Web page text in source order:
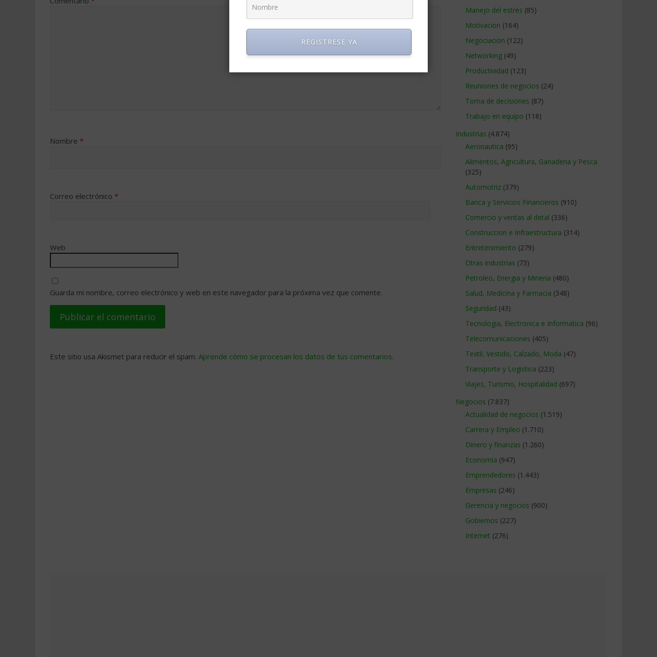
Nombre *
Correo electrónico *
Web
Guarda mi nombre, correo electrónico y web en este navegador para la próxima vez que comente.
Este sitio usa Akismet para reducir el spam. Aprende cómo se procesan los datos de tus comentarios.
Manejo del estrés (85)
Motivacion (164)
Negociacion (122)
Networking (49)
Productividad (123)
Reuniones de negocios (24)
Toma de decisiones (87)
Trabajo en equipo (118)
Industrias (4.874)
Aeronautica (95)
Alimentos, Agricultura, Ganaderia y Pesca
(325)
Automotriz (379)
Banca y Servicios Financieros (910)
Comercio y ventas al detal (336)
Construccion e Infraestructura (314)
Entretenimiento (279)
Otras industrias (73)
Petroleo, Energia y Mineria (480)
Salud, Medicina y Farmacia (348)
Seguridad (43)
Tecnologia, Electronica e Informatica (96)
Telecomunicaciones (405)
Textil, Vestido, Calzado, Moda (47)
Transporte y Logistica (223)
Viajes, Turismo, Hospitalidad (697)
Negocios (7.837)
Actualidad de negocios (1.519)
Carrera y Empleo (1.710)
Dinero y finanzas (1.260)
Economía (947)
Emprendedores (1.443)
Empresas (246)
Gerencia y negocios (900)
Gobiernos (227)
Internet (276)
REGISTRESE YA